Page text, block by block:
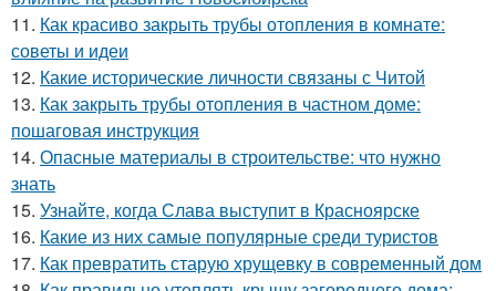
11. Как красиво закрыть трубы отопления в комнате:
советы и идеи
12. Какие исторические личности связаны с Читой
13. Как закрыть трубы отопления в частном доме:
пошаговая инструкция
14. Опасные материалы в строительстве: что нужно
знать
15. Узнайте, когда Слава выступит в Красноярске
16. Какие из них самые популярные среди туристов
17. Как превратить старую хрущевку в современный дом